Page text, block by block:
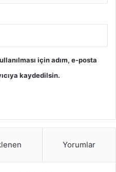
için adım, e-posta
kaydedilsin.
Yorumlar